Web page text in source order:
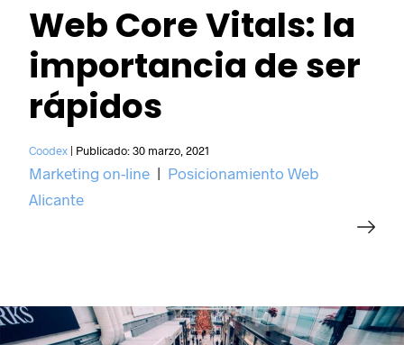
Web Core Vitals: la
importancia de ser
rápidos
Coodex | Publicado:30 marzo, 2021
Marketing on-line | Posicionamiento Web
Alicante